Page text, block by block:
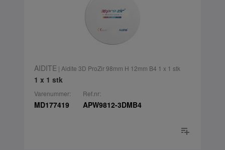
AIDITE | Aidite 3D ProZir 98mm H 12mm B4 1 x 1 stk
1 x 1 stk
Varenummer:
MD177419
Ref.nr:
APW9812-3DMB4